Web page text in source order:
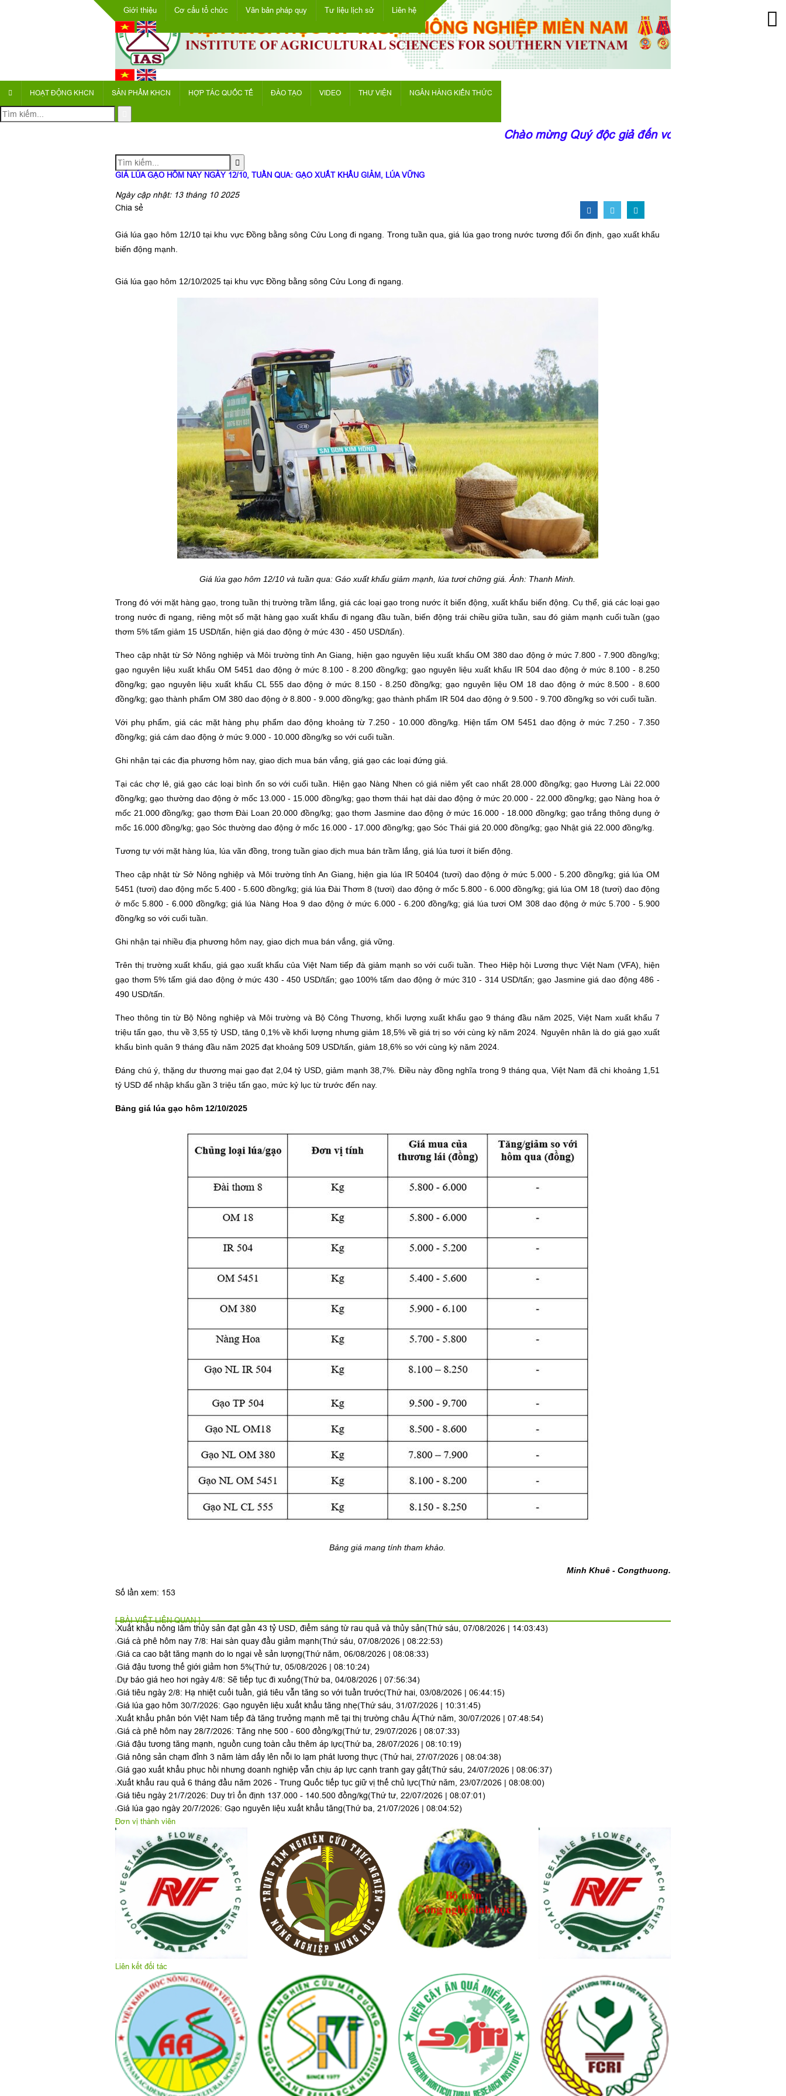
Giới thiệu Cơ cấu tổ chức Văn bản pháp quy Tư liệu lịch sử Liên hệ
HOẠT ĐỘNG KHCN SẢN PHẨM KHCN HỢP TÁC QUỐC TẾ ĐÀO TẠO VIDEO THƯ VIỆN NGÂN HÀNG KIẾN THỨC
Chào mừng Quý độc giả đến với trang thông tin của
GIÁ LÚA GẠO HÔM NAY NGÀY 12/10, TUẦN QUA: GẠO XUẤT KHẨU GIẢM, LÚA VỮNG
Ngày cập nhật: 13 tháng 10 2025
Chia sẻ
Giá lúa gạo hôm 12/10 tại khu vực Đồng bằng sông Cửu Long đi ngang. Trong tuần qua, giá lúa gạo trong nước tương đối ổn định, gạo xuất khẩu
biến động mạnh.
Giá lúa gạo hôm 12/10/2025 tại khu vực Đồng bằng sông Cửu Long đi ngang.
Giá lúa gạo hôm 12/10 và tuần qua: Gáo xuất khẩu giảm mạnh, lúa tươi chững giá. Ảnh: Thanh Minh.
Trong đó với mặt hàng gạo, trong tuần thị trường trầm lắng, giá các loại gạo trong nước ít biến động, xuất khẩu biến động. Cụ thể, giá các loại gạo
trong nước đi ngang, riêng một số mặt hàng gạo xuất khẩu đi ngang đầu tuần, biến động trái chiều giữa tuần, sau đó giảm mạnh cuối tuần (gạo
thơm 5% tấm giảm 15 USD/tấn, hiện giá dao động ở mức 430 - 450 USD/tấn).
Theo cập nhật từ Sở Nông nghiệp và Môi trường tỉnh An Giang, hiện gạo nguyên liệu xuất khẩu OM 380 dao động ở mức 7.800 - 7.900 đồng/kg;
gạo nguyên liệu xuất khẩu OM 5451 dao động ở mức 8.100 - 8.200 đồng/kg; gạo nguyên liệu xuất khẩu IR 504 dao động ở mức 8.100 - 8.250
đồng/kg; gạo nguyên liệu xuất khẩu CL 555 dao động ở mức 8.150 - 8.250 đồng/kg; gạo nguyên liệu OM 18 dao động ở mức 8.500 - 8.600
đồng/kg; gạo thành phẩm OM 380 dao động ở 8.800 - 9.000 đồng/kg; gạo thành phẩm IR 504 dao động ở 9.500 - 9.700 đồng/kg so với cuối tuần.
Với phụ phẩm, giá các mặt hàng phụ phẩm dao động khoảng từ 7.250 - 10.000 đồng/kg. Hiện tấm OM 5451 dao động ở mức 7.250 - 7.350
đồng/kg; giá cám dao động ở mức 9.000 - 10.000 đồng/kg so với cuối tuần.
Ghi nhận tại các địa phương hôm nay, giao dịch mua bán vắng, giá gạo các loại đứng giá.
Tại các chợ lẻ, giá gạo các loại bình ổn so với cuối tuần. Hiện gạo Nàng Nhen có giá niêm yết cao nhất 28.000 đồng/kg; gạo Hương Lài 22.000
đồng/kg; gạo thường dao động ở mốc 13.000 - 15.000 đồng/kg; gạo thơm thái hạt dài dao động ở mức 20.000 - 22.000 đồng/kg; gạo Nàng hoa ở
mốc 21.000 đồng/kg; gạo thơm Đài Loan 20.000 đồng/kg; gạo thơm Jasmine dao động ở mức 16.000 - 18.000 đồng/kg; gạo trắng thông dụng ở
mốc 16.000 đồng/kg; gạo Sóc thường dao động ở mốc 16.000 - 17.000 đồng/kg; gạo Sóc Thái giá 20.000 đồng/kg; gạo Nhật giá 22.000 đồng/kg.
Tương tự với mặt hàng lúa, lúa vãn đồng, trong tuần giao dịch mua bán trầm lắng, giá lúa tươi ít biến động.
Theo cập nhật từ Sở Nông nghiệp và Môi trường tỉnh An Giang, hiện gia lúa IR 50404 (tươi) dao động ở mức 5.000 - 5.200 đồng/kg; giá lúa OM
5451 (tươi) dao động mốc 5.400 - 5.600 đồng/kg; giá lúa Đài Thơm 8 (tươi) dao động ở mốc 5.800 - 6.000 đồng/kg; giá lúa OM 18 (tươi) dao động
ở mốc 5.800 - 6.000 đồng/kg; giá lúa Nàng Hoa 9 dao động ở mức 6.000 - 6.200 đồng/kg;giá lúa tươi OM 308 dao động ở mức 5.700 - 5.900
đồng/kg so với cuối tuần.
Ghi nhận tại nhiều địa phương hôm nay, giao dịch mua bán vắng, giá vững.
Trên thị trường xuất khẩu, giá gạo xuất khẩu của Việt Nam tiếp đà giảm mạnh so với cuối tuần. Theo Hiệp hội Lương thực Việt Nam (VFA), hiện
gạo thơm 5% tấm giá dao động ở mức 430 - 450 USD/tấn; gạo 100% tấm dao động ở mức 310 - 314 USD/tấn; gạo Jasmine giá dao động 486 -
490 USD/tấn.
Theo thông tin từ Bộ Nông nghiệp và Môi trường và Bộ Công Thương, khối lượng xuất khẩu gạo 9 tháng đầu năm 2025, Việt Nam xuất khẩu 7
triệu tấn gạo, thu về 3,55 tỷ USD, tăng 0,1% về khối lượng nhưng giảm 18,5% về giá trị so với cùng kỳ năm 2024. Nguyên nhân là do giá gạo xuất
khẩu bình quân 9 tháng đầu năm 2025 đạt khoảng 509 USD/tấn, giảm 18,6% so với cùng kỳ năm 2024.
Đáng chú ý, thặng dư thương mại gạo đạt 2,04 tỷ USD, giảm mạnh 38,7%. Điều này đồng nghĩa trong 9 tháng qua, Việt Nam đã chi khoảng 1,51
tỷ USD để nhập khẩu gần 3 triệu tấn gạo, mức kỷ lục từ trước đến nay.
Bảng giá lúa gạo hôm 12/10/2025
Bảng giá mang tính tham khảo.
Minh Khuê - Congthuong.
Số lần xem: 153
[ BÀI VIẾT LIÊN QUAN ]
Xuất khẩu nông lâm thủy sản đạt gần 43 tỷ USD, điểm sáng từ rau quả và thủy sản(Thứ sáu, 07/08/2026 | 14:03:43)
Giá cà phê hôm nay 7/8: Hai sàn quay đầu giảm mạnh(Thứ sáu, 07/08/2026 | 08:22:53)
Giá ca cao bật tăng mạnh do lo ngại về sản lượng(Thứ năm, 06/08/2026 | 08:08:33)
Giá đậu tương thế giới giảm hơn 5%(Thứ tư, 05/08/2026 | 08:10:24)
Dự báo giá heo hơi ngày 4/8: Sẽ tiếp tục đi xuống(Thứ ba, 04/08/2026 | 07:56:34)
Giá tiêu ngày 2/8: Hạ nhiệt cuối tuần, giá tiêu vẫn tăng so với tuần trước(Thứ hai, 03/08/2026 | 06:44:15)
Giá lúa gạo hôm 30/7/2026: Gạo nguyên liệu xuất khẩu tăng nhẹ(Thứ sáu, 31/07/2026 | 10:31:45)
Xuất khẩu phân bón Việt Nam tiếp đà tăng trưởng mạnh mẽ tại thị trường châu Á(Thứ năm, 30/07/2026 | 07:48:54)
Giá cà phê hôm nay 28/7/2026: Tăng nhẹ 500 - 600 đồng/kg(Thứ tư, 29/07/2026 | 08:07:33)
Giá đậu tương tăng mạnh, nguồn cung toàn cầu thêm áp lực(Thứ ba, 28/07/2026 | 08:10:19)
Giá nông sản chạm đỉnh 3 năm làm dấy lên nỗi lo lạm phát lương thực (Thứ hai, 27/07/2026 | 08:04:38)
Giá gạo xuất khẩu phục hồi nhưng doanh nghiệp vẫn chịu áp lực cạnh tranh gay gắt(Thứ sáu, 24/07/2026 | 08:06:37)
Xuất khẩu rau quả 6 tháng đầu năm 2026 - Trung Quốc tiếp tục giữ vị thế chủ lực(Thứ năm, 23/07/2026 | 08:08:00)
Giá tiêu ngày 21/7/2026: Duy trì ổn định 137.000 - 140.500 đồng/kg(Thứ tư, 22/07/2026 | 08:07:01)
Giá lúa gạo ngày 20/7/2026: Gạo nguyên liệu xuất khẩu tăng(Thứ ba, 21/07/2026 | 08:04:52)
Đơn vị thành viên
Liên kết đối tác